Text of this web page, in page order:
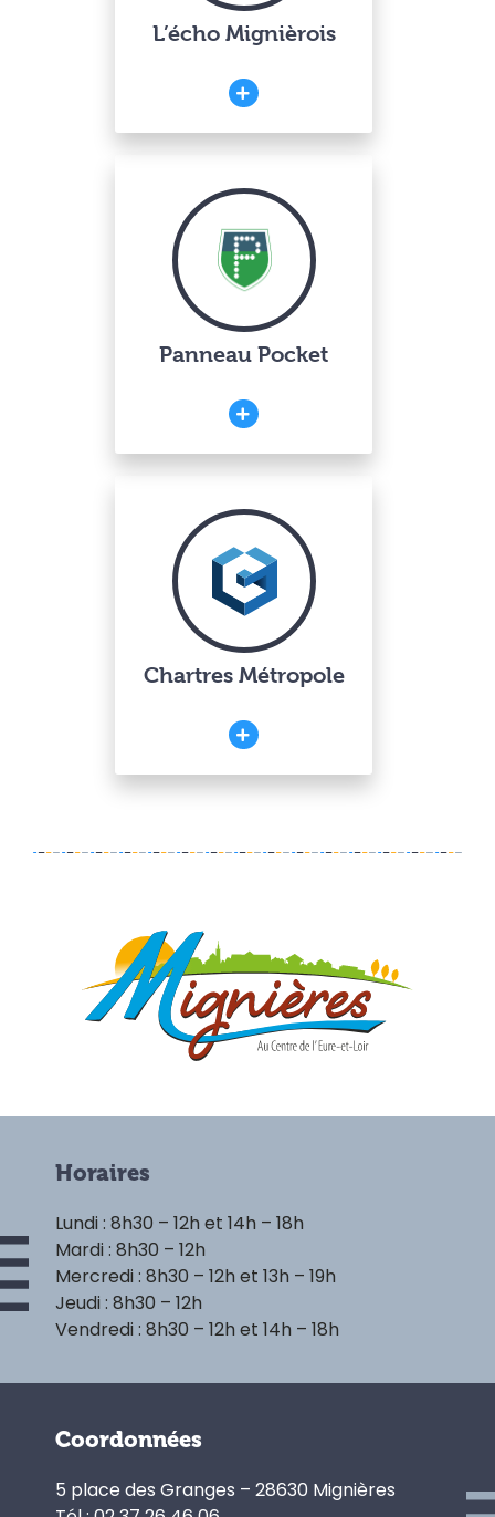
L’écho Mignièrois
Panneau Pocket
Chartres Métropole
Horaires
Lundi : 8h30 – 12h et 14h – 18h
Mardi : 8h30 – 12h
Mercredi : 8h30 – 12h et 13h – 19h
Jeudi : 8h30 – 12h
Vendredi : 8h30 – 12h et 14h – 18h
Coordonnées
5 place des Granges – 28630 Mignières